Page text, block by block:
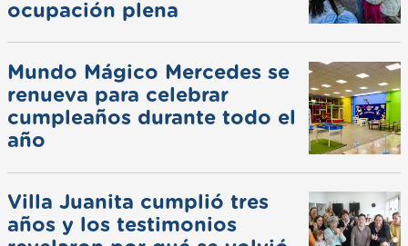
ocupación plena
Mundo Mágico Mercedes se
renueva para celebrar
cumpleaños durante todo el
año
Villa Juanita cumplió tres
años y los testimonios